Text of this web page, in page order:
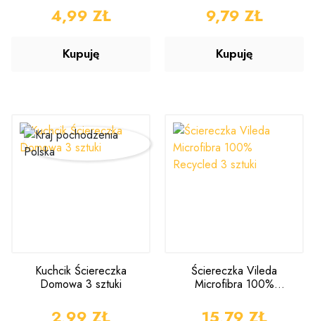
CENA
4,99 ZŁ
Kupuję
CENA
9,79 ZŁ
Kupuję
Kuchcik Ściereczka
Domowa 3 sztuki
CENA
Ściereczka Vileda
Microfibra 100%
CENA